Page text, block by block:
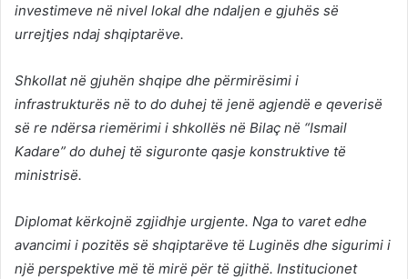
investimeve në nivel lokal dhe ndaljen e gjuhës së
urrejtjes ndaj shqiptarëve.
Shkollat në gjuhën shqipe dhe përmirësimi i
infrastrukturës në to do duhej të jenë agjendë e qeverisë
së re ndërsa riemërimi i shkollës në Bilaç në “Ismail
Kadare” do duhej të siguronte qasje konstruktive të
ministrisë.
Diplomat kërkojnë zgjidhje urgjente. Nga to varet edhe
avancimi i pozitës së shqiptarëve të Luginës dhe sigurimi i
një perspektive më të mirë për të gjithë. Institucionet